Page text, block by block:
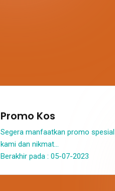
Promo Kos
Segera manfaatkan promo spesial
kami dan nikmat...
Berakhir pada : 05-07-2023